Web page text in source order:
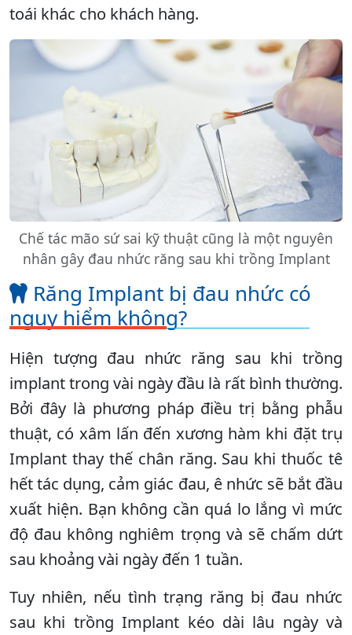
toái khác cho khách hàng.
Chế tác mão sứ sai kỹ thuật cũng là một nguyên
nhân gây đau nhức răng sau khi trồng Implant
Răng Implant bị đau nhức có
nguy hiểm không?
Hiện tượng đau nhức răng sau khi trồng
implant trong vài ngày đầu là rất bình thường.
Bởi đây là phương pháp điều trị bằng phẫu
thuật, có xâm lấn đến xương hàm khi đặt trụ
Implant thay thế chân răng. Sau khi thuốc tê
hết tác dụng, cảm giác đau, ê nhức sẽ bắt đầu
xuất hiện. Bạn không cần quá lo lắng vì mức
độ đau không nghiêm trọng và sẽ chấm dứt
sau khoảng vài ngày đến 1 tuần.
Tuy nhiên, nếu tình trạng răng bị đau nhức
sau khi trồng Implant kéo dài lâu ngày và